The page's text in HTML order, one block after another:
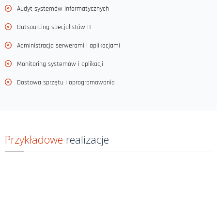
Audyt systemów informatycznych
Outsourcing specjalistów IT
Administracja serwerami i aplikacjami
Monitoring systemów i aplikacji
Dostawa sprzętu i oprogramowania
Przykładowe realizacje